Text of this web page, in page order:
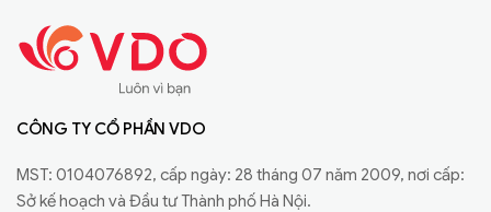
CÔNG TY CỔ PHẦN VDO
MST: 0104076892, cấp ngày: 28 tháng 07 năm 2009, nơi cấp:
Sở kế hoạch và Đầu tư Thành phố Hà Nội.